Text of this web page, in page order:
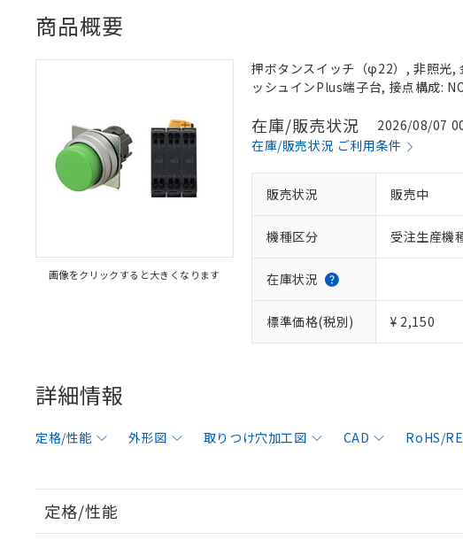
商品概要
画像をクリックすると大きくなります
押ボタンスイッチ（φ22）, 非照光,
ッシュインPlus端子台, 接点構成:
在庫/販売状況
2026/08/07
在庫/販売状況 ご利用条件
販売状況 販売中
機種区分 受注生産機
在庫状況
標準価格(税別) ¥ 2,150
詳細情報
定格/性能 外形図 取りつけ穴加工図 CAD RoHS/
定格/性能